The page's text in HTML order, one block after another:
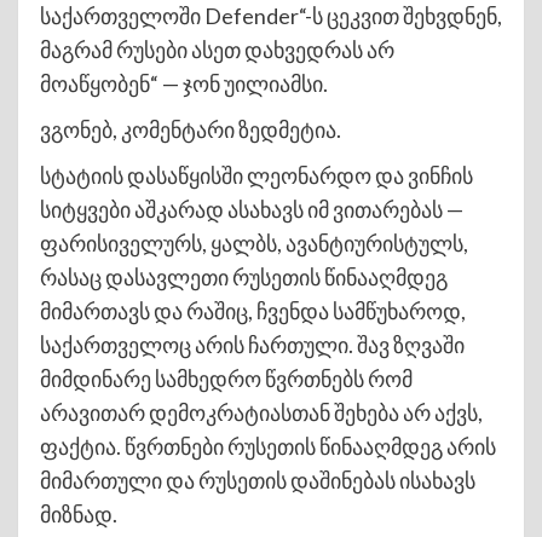
საქართველოში Defender“-ს ცეკვით შეხვდნენ,
მაგრამ რუსები ასეთ დახვედრას არ
მოაწყობენ“ — ჯონ უილიამსი.
ვგონებ, კომენტარი ზედმეტია.
სტატიის დასაწყისში ლეონარდო და ვინჩის
სიტყვები აშკარად ასახავს იმ ვითარებას —
ფარისიველურს, ყალბს, ავანტიურისტულს,
რასაც დასავლეთი რუსეთის წინააღმდეგ
მიმართავს და რაშიც, ჩვენდა სამწუხაროდ,
საქართველოც არის ჩართული. შავ ზღვაში
მიმდინარე სამხედრო წვრთნებს რომ
არავითარ დემოკრატიასთან შეხება არ აქვს,
ფაქტია. წვრთნები რუსეთის წინააღმდეგ არის
მიმართული და რუსეთის დაშინებას ისახავს
მიზნად.